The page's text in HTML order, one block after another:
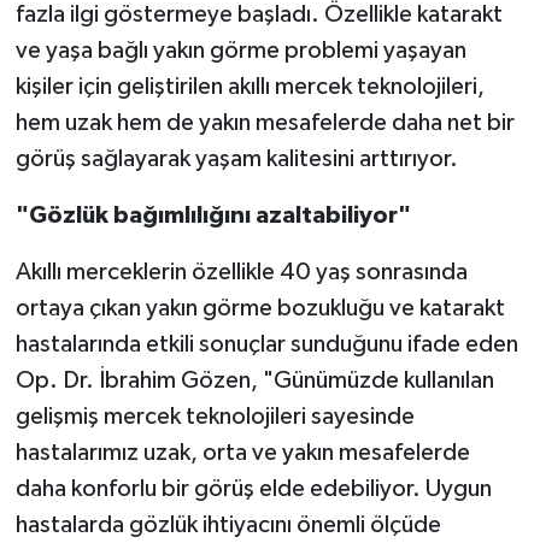
fazla ilgi göstermeye başladı. Özellikle katarakt
ve yaşa bağlı yakın görme problemi yaşayan
kişiler için geliştirilen akıllı mercek teknolojileri,
hem uzak hem de yakın mesafelerde daha net bir
görüş sağlayarak yaşam kalitesini arttırıyor.
"Gözlük bağımlılığını azaltabiliyor"
Akıllı merceklerin özellikle 40 yaş sonrasında
ortaya çıkan yakın görme bozukluğu ve katarakt
hastalarında etkili sonuçlar sunduğunu ifade eden
Op. Dr. İbrahim Gözen, "Günümüzde kullanılan
gelişmiş mercek teknolojileri sayesinde
hastalarımız uzak, orta ve yakın mesafelerde
daha konforlu bir görüş elde edebiliyor. Uygun
hastalarda gözlük ihtiyacını önemli ölçüde
Yeme-İçme
Yemek